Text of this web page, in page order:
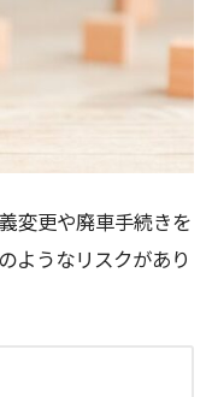
変更や廃車手続きを
ようなリスクがあり